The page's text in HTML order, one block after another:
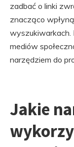
zadbać o linki
znacząco
wyszukiwarkach.
mediów
narzędziem do
Jakie